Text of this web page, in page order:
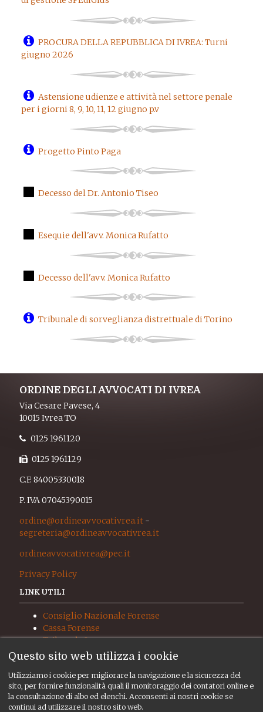
PROCURA DELLA REPUBBLICA DI IVREA: Turni
giugno 2026
Astensione udienze e attività nel settore penale
per i giorni 8, 9, 10, 11, 12 giugno p.v
Progetto Pinto Paga
Decesso del Dr. Antonio Tiseo
Esequie dell'avv. Monica Rufatto
Decesso dell'avv. Monica Rufatto
Tribunale di sorveglianza distrettuale di Torino
ORDINE DEGLI AVVOCATI DI IVREA
Via Cesare Pavese, 4
10015 Ivrea TO
0125 1961120
0125 1961129
C.F. 84005330018
P. IVA 07045390015
ordine@ordineavvocativrea.it -
segreteria@ordineavvocativrea.it
ordineavvocativrea@pec.it
Privacy Policy
LINK UTILI
Consiglio Nazionale Forense
Cassa Forense
Tribunale Ivrea
Procura Ivrea
UNEP
RISORSE
Questo sito web utilizza i cookie
Utilizziamo i cookie per migliorare la navigazione e la sicurezza del
sito, per fornire funzionalità quali il monitoraggio dei contatori online e
la consultazione di albo ed elenchi. Acconsenti ai nostri cookie se
continui ad utilizzare il nostro sito web.